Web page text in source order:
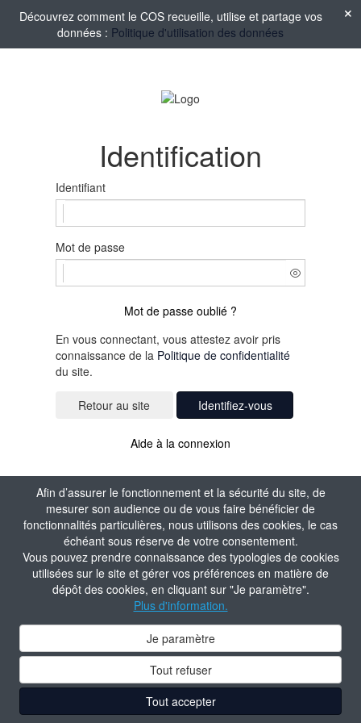
Afin d’assurer le fonctionnement et la sécurité du site, de
mesurer son audience ou de vous faire bénéficier de
fonctionnalités particulières, nous utilisons des cookies, le cas
échéant sous réserve de votre consentement.
Vous pouvez prendre connaissance des typologies de cookies
utilisées sur le site et gérer vos préférences en matière de
dépôt des cookies, en cliquant sur "Je paramètre".
Plus d'information.
Je paramètre
Tout refuser
Tout accepter
Découvrez comment le COS recueille, utilise et partage vos
données : Politique d'utilisation des données
Identification
Identifiant
Mot de passe
Mot de passe oublié ?
En vous connectant, vous attestez avoir pris
connaissance de la Politique de confidentialité
du site.
Identifiez-vous
Aide à la connexion